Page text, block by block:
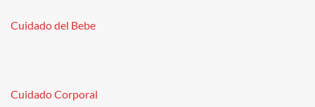
Cuidado del Bebe
Cuidado Corporal